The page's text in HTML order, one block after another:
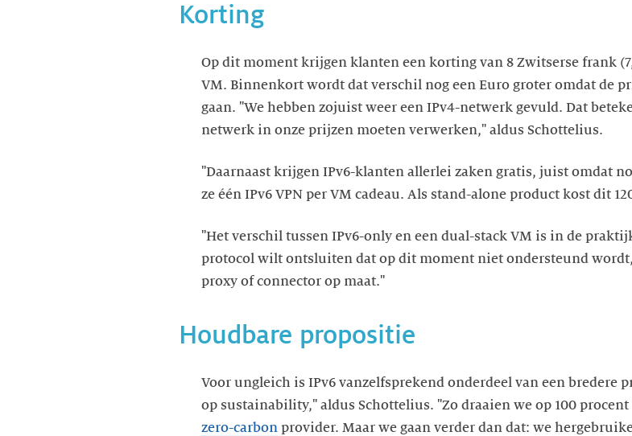
Korting
Op dit moment krijgen klanten een korting van 8 Zwitserse frank
VM. Binnenkort wordt dat verschil nog een Euro groter omdat de
gaan. "We hebben zojuist weer een IPv4-netwerk gevuld. Dat
netwerk in onze prijzen moeten verwerken," aldus Schottelius.
"Daarnaast krijgen IPv6-klanten allerlei zaken gratis, juist omdat
ze één IPv6 VPN per VM cadeau. Als stand-alone product kost dit
"Het verschil tussen IPv6-only en een dual-stack VM is in de
protocol wilt ontsluiten dat op dit moment niet ondersteund
proxy of connector op maat."
Houdbare propositie
Voor ungleich is IPv6 vanzelfsprekend onderdeel van een bredere
op sustainability," aldus Schottelius. "Zo draaien we op 100
zero-carbon provider. Maar we gaan verder dan dat: we